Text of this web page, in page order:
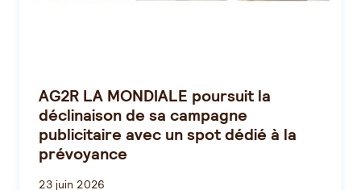
AG2R LA MONDIALE poursuit la
déclinaison de sa campagne
publicitaire avec un spot dédié à la
prévoyance
23 juin 2026